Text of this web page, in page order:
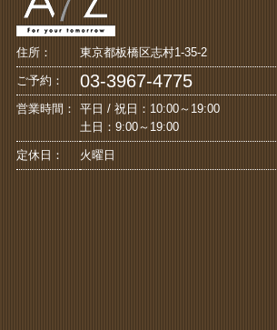
住所： 東京都板橋区志村1-35-2
ご予約： 03-3967-4775
営業時間：
平日 / 祝日：10:00～19:00
土日：9:00～19:00
定休日： 火曜日